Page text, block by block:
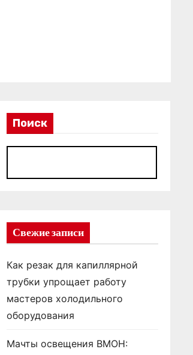
Поиск
Свежие записи
Как резак для капиллярной
трубки упрощает работу
мастеров холодильного
оборудования
Мачты освещения ВМОН: